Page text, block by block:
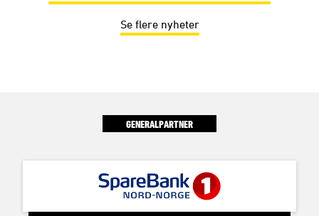
Se flere nyheter
GENERALPARTNER